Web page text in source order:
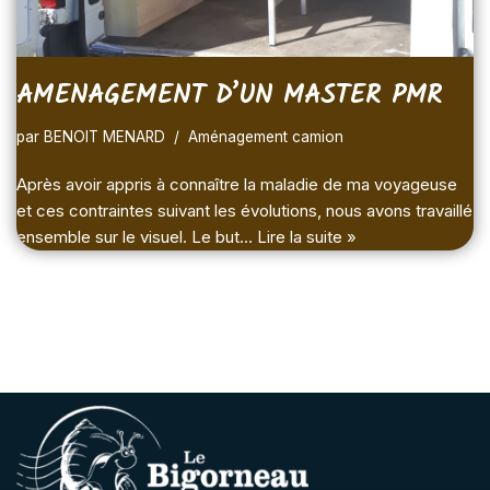
AMENAGEMENT D’UN MASTER PMR
par BENOIT MENARD Aménagement camion
Après avoir appris à connaître la maladie de ma voyageuse
et ces contraintes suivant les évolutions, nous avons travaillé
ensemble sur le visuel. Le but… Lire la suite »